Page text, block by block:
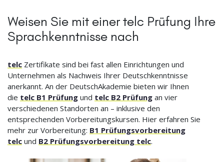
Weisen Sie mit einer telc Prüfung Ihre
Sprachkenntnisse nach
telc Zertifikate sind bei fast allen Einrichtungen und
Unternehmen als Nachweis Ihrer Deutschkenntnisse
anerkannt. An der DeutschAkademie bieten wir Ihnen
die telc B1 Prüfung und telc B2 Prüfung an vier
verschiedenen Standorten an – inklusive den
entsprechenden Vorbereitungskursen. Hier erfahren Sie
mehr zur Vorbereitung: B1 Prüfungsvorbereitung
telc und B2 Prüfungsvorbereitung telc.